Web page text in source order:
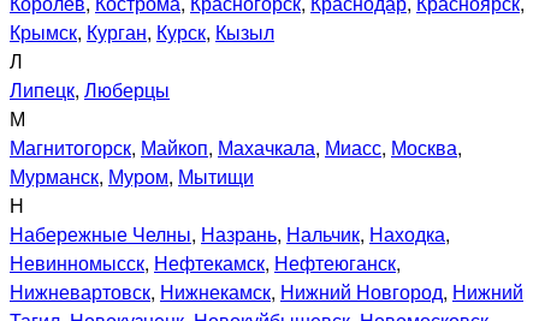
Крымск, Курган, Курск, Кызыл
Л
Липецк, Люберцы
М
Магнитогорск, Майкоп, Махачкала, Миасс, Москва,
Мурманск, Муром, Мытищи
Н
Набережные Челны, Назрань, Нальчик, Находка,
Невинномысск, Нефтекамск, Нефтеюганск,
Нижневартовск, Нижнекамск, Нижний Новгород, Нижний